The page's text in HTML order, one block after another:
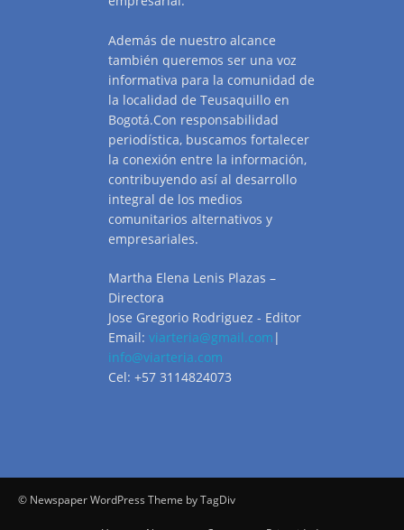
Además de nuestro alcance
también queremos ser una voz
informativa para la comunidad de
la localidad de Teusaquillo en
Bogotá.Con responsabilidad
periodística, buscamos fortalecer
la conexión entre la información,
contribuyendo así al desarrollo
integral de los medios
comunitarios alternativos y
empresariales.
Martha Elena Lenis Plazas –
Directora
Jose Gregorio Rodriguez - Editor
Email: viarteria@gmail.com |
info@viarteria.com
Cel: +57 3114824073
© Newspaper WordPress Theme by TagDiv